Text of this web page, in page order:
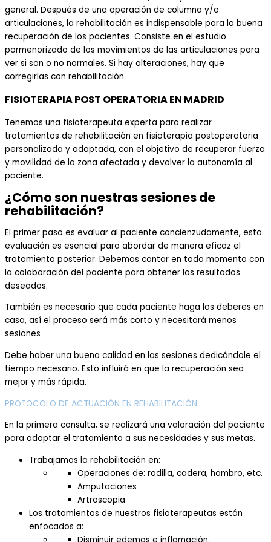
general. Después de una operación de columna y/o
articulaciones, la rehabilitación es indispensable para la buena
recuperación de los pacientes. Consiste en el estudio
pormenorizado de los movimientos de las articulaciones para
ver si son o no normales. Si hay alteraciones, hay que
corregirlas con rehabilitación.
FISIOTERAPIA POST OPERATORIA EN MADRID
Tenemos una fisioterapeuta experta para realizar
tratamientos de rehabilitación en fisioterapia postoperatoria
personalizada y adaptada, con el objetivo de recuperar fuerza
y movilidad de la zona afectada y devolver la autonomía al
paciente.
¿Cómo son nuestras sesiones de
rehabilitación?
El primer paso es evaluar al paciente concienzudamente, esta
evaluación es esencial para abordar de manera eficaz el
tratamiento posterior. Debemos contar en todo momento con
la colaboración del paciente para obtener los resultados
deseados.
También es necesario que cada paciente haga los deberes en
casa, así el proceso será más corto y necesitará menos
sesiones
Debe haber una buena calidad en las sesiones dedicándole el
tiempo necesario. Esto influirá en que la recuperación sea
mejor y más rápida.
PROTOCOLO DE ACTUACIÓN EN REHABILITACIÓN
En la primera consulta, se realizará una valoración del paciente
para adaptar el tratamiento a sus necesidades y sus metas.
Trabajamos la rehabilitación en:
Operaciones de: rodilla, cadera, hombro, etc.
Amputaciones
Artroscopia
Los tratamientos de nuestros fisioterapeutas están
enfocados a: